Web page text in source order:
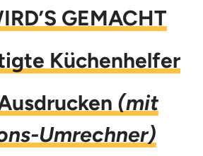
GEMACHT
Küchenhelfer
(mit
Umrechner)